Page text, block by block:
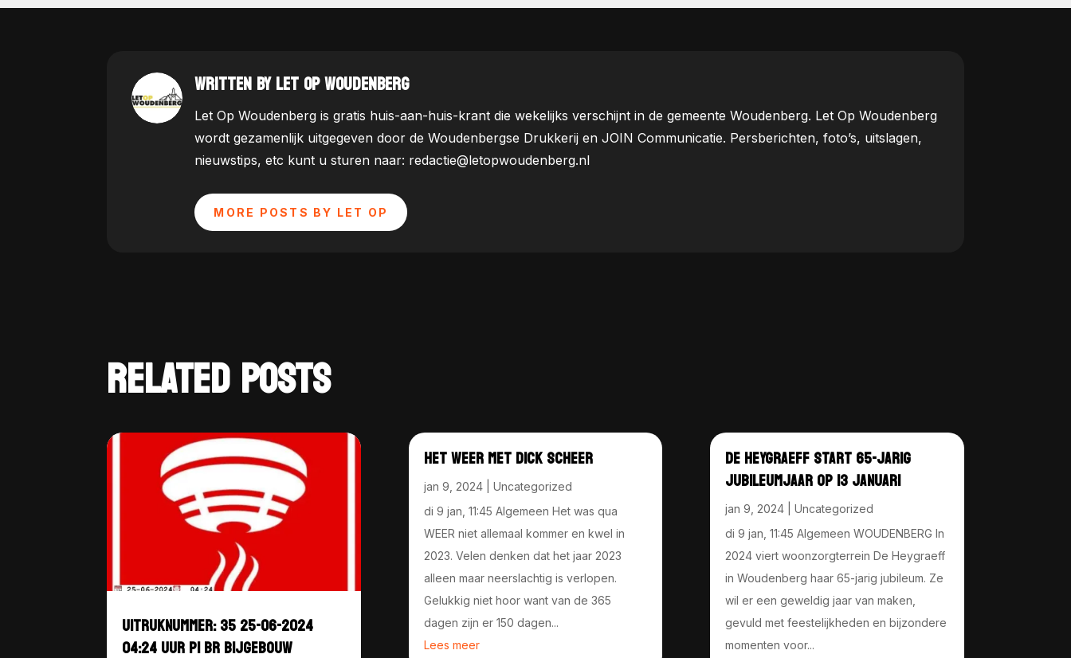
WRITTEN BY LET OP WOUDENBERG
Let Op Woudenberg is gratis huis-aan-huis-krant die wekelijks verschijnt in de gemeente Woudenberg. Let Op Woudenberg
wordt gezamenlijk uitgegeven door de Woudenbergse Drukkerij en JOIN Communicatie. Persberichten, foto’s, uitslagen,
nieuwstips, etc kunt u sturen naar: redactie@letopwoudenberg.nl
MORE POSTS BY LET OP
RELATED POSTS
UITRUKNUMMER: 35 25-06-2024
04:24 UUR P1 BR BIJGEBOUW
HET WEER MET DICK SCHEER
jan 9, 2024| Uncategorized
di 9 jan, 11:45 Algemeen Het was qua
WEER niet allemaal kommer en kwel in
2023. Velen denken dat het jaar 2023
alleen maar neerslachtig is verlopen.
Gelukkig niet hoor want van de 365
dagen zijn er 150 dagen...
Lees meer
DE HEYGRAEFF START 65-JARIG
JUBILEUMJAAR OP 13 JANUARI
jan 9, 2024| Uncategorized
di 9 jan, 11:45 Algemeen WOUDENBERG In
2024 viert woonzorgterrein De Heygraeff
in Woudenberg haar 65-jarig jubileum. Ze
wil er een geweldig jaar van maken,
gevuld met feestelijkheden en bijzondere
momenten voor...